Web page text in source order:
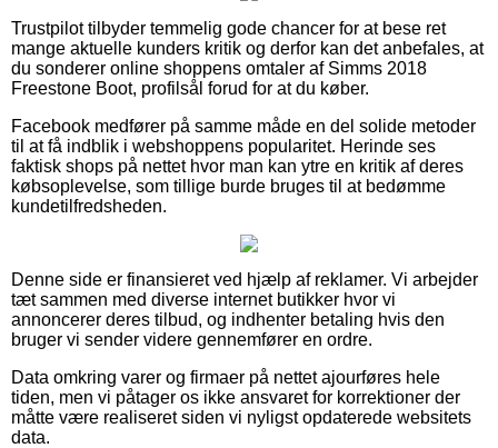
Trustpilot tilbyder temmelig gode chancer for at bese ret
mange aktuelle kunders kritik og derfor kan det anbefales, at
du sonderer online shoppens omtaler af Simms 2018
Freestone Boot, profilsål forud for at du køber.
Facebook medfører på samme måde en del solide metoder
til at få indblik i webshoppens popularitet. Herinde ses
faktisk shops på nettet hvor man kan ytre en kritik af deres
købsoplevelse, som tillige burde bruges til at bedømme
kundetilfredsheden.
Denne side er finansieret ved hjælp af reklamer. Vi arbejder
tæt sammen med diverse internet butikker hvor vi
annoncerer deres tilbud, og indhenter betaling hvis den
bruger vi sender videre gennemfører en ordre.
Data omkring varer og firmaer på nettet ajourføres hele
tiden, men vi påtager os ikke ansvaret for korrektioner der
måtte være realiseret siden vi nyligst opdaterede websitets
data.